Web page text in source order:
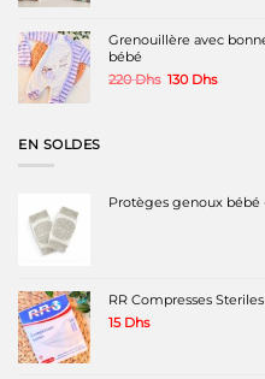
Grenouillère avec
bébé
220Dhs Le
130 DhsLe
EN SOLDES
Protèges genoux bébé
RR Compresses
15 Dhs